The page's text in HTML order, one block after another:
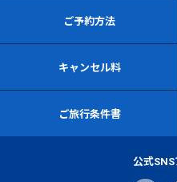
ご予約方法
キャンセル料
ご旅行条件書
公式